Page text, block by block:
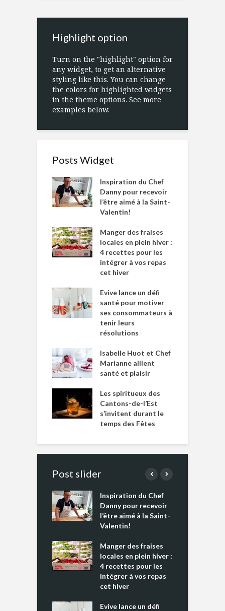
Highlight option
Turn on the "highlight" option for
any widget, to get an alternative
styling like this. You can change
the colors for highlighted widgets
in the theme options. See more
examples below.
Posts Widget
Inspiration du Chef
Danny pour recevoir
l’être aimé à la Saint-
Valentin!
Manger des fraises
locales en plein hiver :
4 recettes pour les
intégrer à vos repas
cet hiver
Evive lance un défi
santé pour motiver
ses consommateurs à
tenir leurs
résolutions
Isabelle Huot et Chef
Marianne allient
santé et plaisir
Les spiritueux des
Cantons-de-l’Est
s’invitent durant le
temps des Fêtes
Post slider
Inspiration du Chef
Danny pour recevoir
l’être aimé à la Saint-
Valentin!
Manger des fraises
locales en plein hiver :
4 recettes pour les
intégrer à vos repas
cet hiver
Evive lance un défi